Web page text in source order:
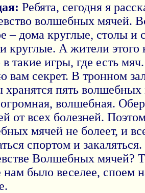
Ребята, сегодня я
волшебных мячей.
– дома круглые, столы и
круглые. А жители этого
в такие игры, где есть
вам секрет. В тронном
хранятся пять
волшебная.
от всех болезней.
мячей не болеет, и
спортом и
Волшебных мячей?
нам было веселее,